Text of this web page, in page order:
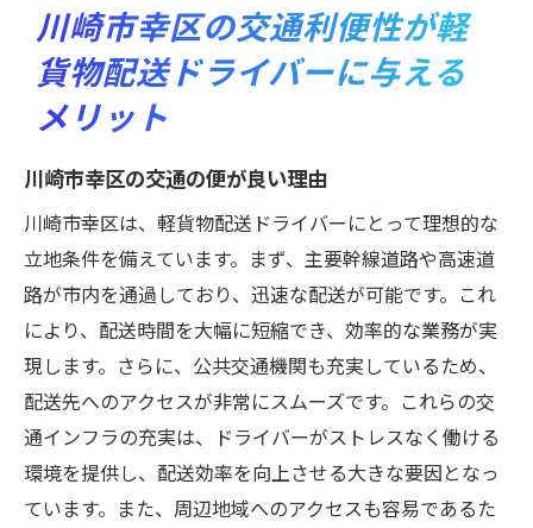
川崎市幸区の交通利便性が軽
貨物配送ドライバーに与える
メリット
川崎市幸区の交通の便が良い理由
川崎市幸区は、軽貨物配送ドライバーにとって理想的な
立地条件を備えています。まず、主要幹線道路や高速道
路が市内を通過しており、迅速な配送が可能です。これ
により、配送時間を大幅に短縮でき、効率的な業務が実
現します。さらに、公共交通機関も充実しているため、
配送先へのアクセスが非常にスムーズです。これらの交
通インフラの充実は、ドライバーがストレスなく働ける
環境を提供し、配送効率を向上させる大きな要因となっ
ています。また、周辺地域へのアクセスも容易であるた